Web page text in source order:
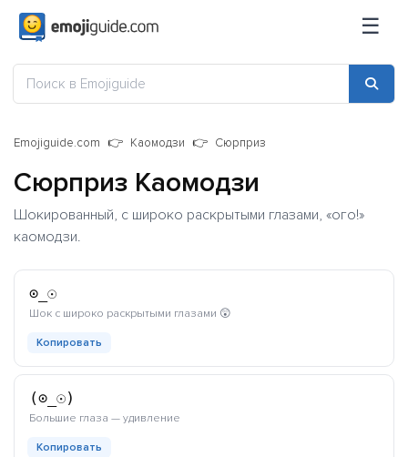
☰
Emojiguide.com Каомодзи Сюрприз
Сюрприз Каомодзи
Шокированный, с широко раскрытыми глазами, «ого!»
каомодзи.
⊙_☉
Шок с широко раскрытыми глазами 😲
Копировать
(⊙_☉)
Большие глаза — удивление
Копировать